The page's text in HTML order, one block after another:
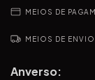
MEIOS DE
MEIOS DE ENVIO
Anverso: